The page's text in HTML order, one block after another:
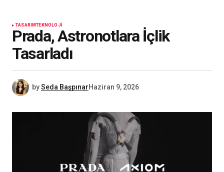
TASARIMTEKNOLOJI
Prada, Astronotlara İçlik
Tasarladı
bySeda BaşpınarHaziran 9, 2026